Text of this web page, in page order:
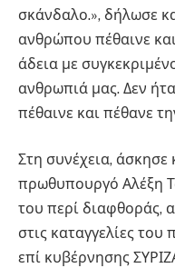
σκάνδαλο.», δήλωσε
ανθρώπου πέθαινε
άδεια με
ανθρωπιά μας. Δεν
πέθαινε και πέθανε
Στη συνέχεια, άσκησε
πρωθυπουργό Αλέξη
του περί διαφθοράς,
στις καταγγελίες
επί κυβέρνησης